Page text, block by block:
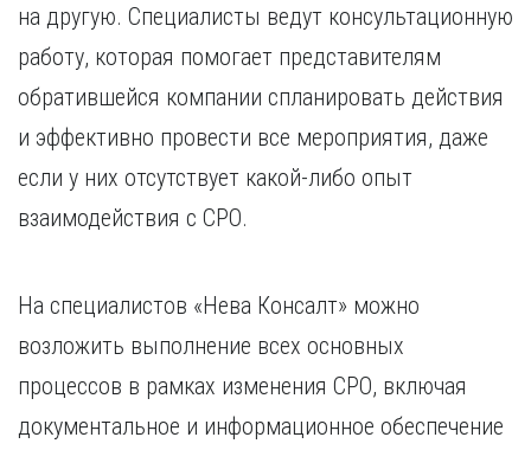
на другую. Специалисты ведут консультационную
работу, которая помогает представителям
обратившейся компании спланировать действия
и эффективно провести все мероприятия, даже
если у них отсутствует какой-либо опыт
взаимодействия с СРО.
На специалистов «Нева Консалт» можно
возложить выполнение всех основных
процессов в рамках изменения СРО, включая
документальное и информационное обеспечение